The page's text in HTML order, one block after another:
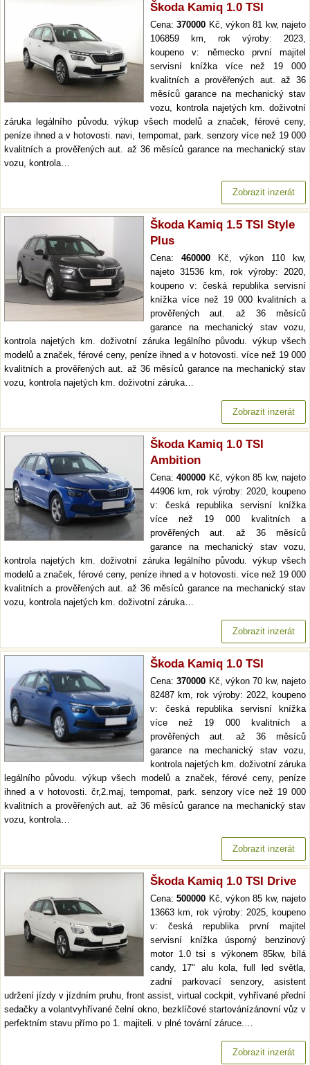
Škoda Kamiq 1.0 TSI
Cena:370000 Kč, výkon 81 kw, najeto
106859 km, rok výroby: 2023,
koupeno v: německo první majitel
servisní knížka více než 19 000
kvalitních a prověřených aut. až 36
měsíců garance na mechanický stav
vozu, kontrola najetých km. doživotní
záruka legálního původu. výkup všech modelů a značek, férové ceny,
peníze ihned a v hotovosti. navi, tempomat, park. senzory více než 19 000
kvalitních a prověřených aut. až 36 měsíců garance na mechanický stav
vozu, kontrola…
Zobrazit inzerát
Škoda Kamiq 1.5 TSI Style
Plus
Cena: 460000 Kč, výkon 110 kw,
najeto 31536 km, rok výroby: 2020,
koupeno v: česká republika servisní
knížka více než 19 000 kvalitních a
prověřených aut. až 36 měsíců
garance na mechanický stav vozu,
kontrola najetých km. doživotní záruka legálního původu. výkup všech
modelů a značek, férové ceny, peníze ihned a v hotovosti. více než 19 000
kvalitních a prověřených aut. až 36 měsíců garance na mechanický stav
vozu, kontrola najetých km. doživotní záruka…
Zobrazit inzerát
Škoda Kamiq 1.0 TSI
Ambition
Cena:400000 Kč, výkon 85 kw, najeto
44906 km, rok výroby: 2020, koupeno
v: česká republika servisní knížka
více než 19 000 kvalitních a
prověřených aut. až 36 měsíců
garance na mechanický stav vozu,
kontrola najetých km. doživotní záruka legálního původu. výkup všech
modelů a značek, férové ceny, peníze ihned a v hotovosti. více než 19 000
kvalitních a prověřených aut. až 36 měsíců garance na mechanický stav
vozu, kontrola najetých km. doživotní záruka…
Zobrazit inzerát
Škoda Kamiq 1.0 TSI
Cena:370000 Kč, výkon 70 kw, najeto
82487 km, rok výroby: 2022, koupeno
v: česká republika servisní knížka
více než 19 000 kvalitních a
prověřených aut. až 36 měsíců
garance na mechanický stav vozu,
kontrola najetých km. doživotní záruka
legálního původu. výkup všech modelů a značek, férové ceny, peníze
ihned a v hotovosti. čr,2.maj, tempomat, park. senzory více než 19 000
kvalitních a prověřených aut. až 36 měsíců garance na mechanický stav
vozu, kontrola…
Zobrazit inzerát
Škoda Kamiq 1.0 TSI Drive
Cena:500000 Kč, výkon 85 kw, najeto
13663 km, rok výroby: 2025, koupeno
v: česká republika první majitel
servisní knížka úsporný benzinový
motor 1.0 tsi s výkonem 85kw, bílá
candy, 17" alu kola, full led světla,
zadní parkovací senzory, asistent
udržení jízdy v jízdním pruhu, front assist, virtual cockpit, vyhřívané přední
sedačky a volantvyhřívané čelní okno, bezklíčové startovánízánovní vůz v
perfektním stavu přímo po 1. majiteli. v plné tovární záruce.…
Zobrazit inzerát